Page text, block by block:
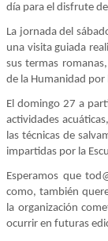
día para el disfrute
La jornada del
una visita guiada
sus termas
de la Humanidad por
El domingo 27 a
actividades
las técnicas de
impartidas por la
Esperamos que
como, también
la organización
ocurrir en futuras